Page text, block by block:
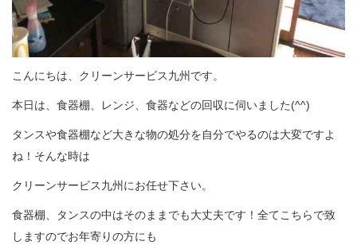
こんにちは、クリーンサービス九州です。
本日は、食器棚、レンジ、食器などの回収に伺いました(^^)
タンスや食器棚など大きな物の処分を自分でやるのは大変ですよ
ね！そんな時は
クリーンサービス九州にお任せ下さい。
食器棚、タンスの中はそのままでも大丈夫です！全てこちらで致
しますのでお年寄りの方にも